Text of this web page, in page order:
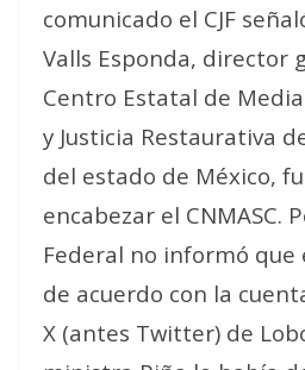
comunicado el CJF
Valls Esponda, director
Centro Estatal de
y Justicia Restaurativa
del estado de México,
encabezar el CNMASC.
Federal no informó que
de acuerdo con la
X (antes Twitter) de